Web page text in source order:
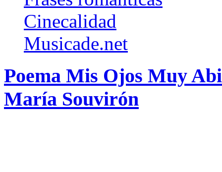
Cinecalidad
Musicade.net
Poema Mis Ojos Muy
María Souvirón